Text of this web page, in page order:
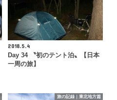
2018.5.4
Day 34 〝初のテント泊〟【日本
一周の旅】
旅の記録｜東北地方篇